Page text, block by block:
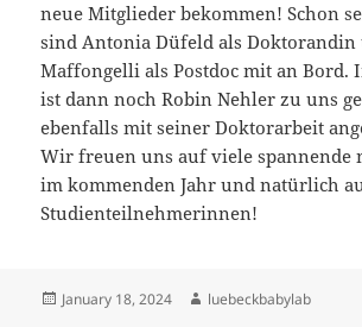
neue Mitglieder bekommen! Schon
sind Antonia Düfeld als Doktorandin
Maffongelli als Postdoc mit an Bord.
ist dann noch Robin Nehler zu uns
ebenfalls mit seiner Doktorarbeit
Wir freuen uns auf viele spannende
im kommenden Jahr und natürlich
Studienteilnehmerinnen!
Posted
January 18, 2024 Author
luebeckbabylab